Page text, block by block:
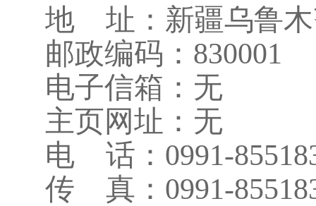
地 址：新疆乌鲁木
邮政编码：830001
电子信箱：无
主页网址：无
电 话：0991-
传 真：0991-